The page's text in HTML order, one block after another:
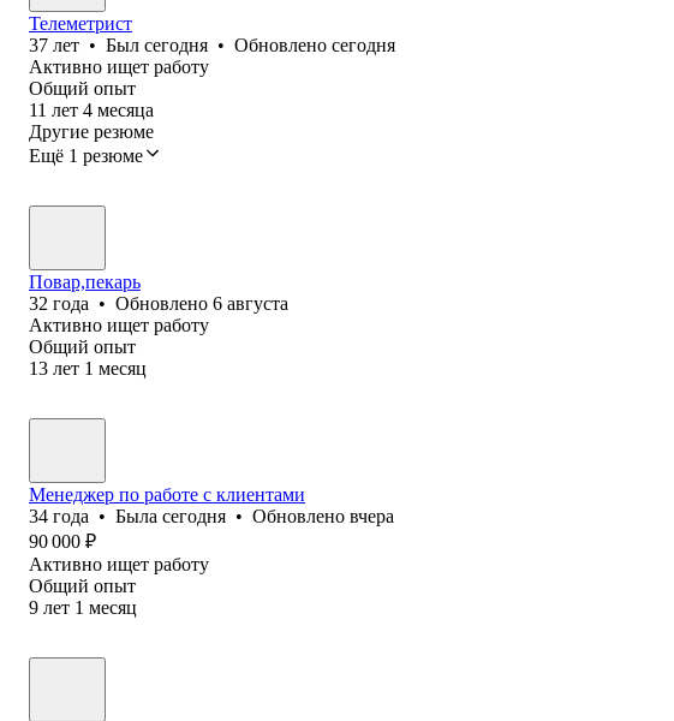
Телеметрист
37 лет • Был сегодня • Обновлено сегодня
Активно ищет работу
Общий опыт
11 лет 4 месяца
Другие резюме
Ещё 1 резюме
Повар,пекарь
32 года • Обновлено 6 августа
Активно ищет работу
Общий опыт
13 лет 1 месяц
Менеджер по работе с клиентами
34 года • Была сегодня • Обновлено вчера
90 000 ₽
Активно ищет работу
Общий опыт
9 лет 1 месяц